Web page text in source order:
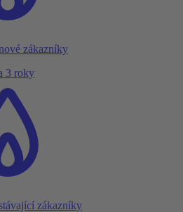
zákazníky
3 roky
zákazníky